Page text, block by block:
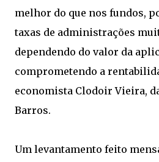
melhor do que nos fundos,
taxas de administrações
dependendo do valor da
comprometendo a
economista Clodoir Vieira,
Barros.
Um levantamento feito